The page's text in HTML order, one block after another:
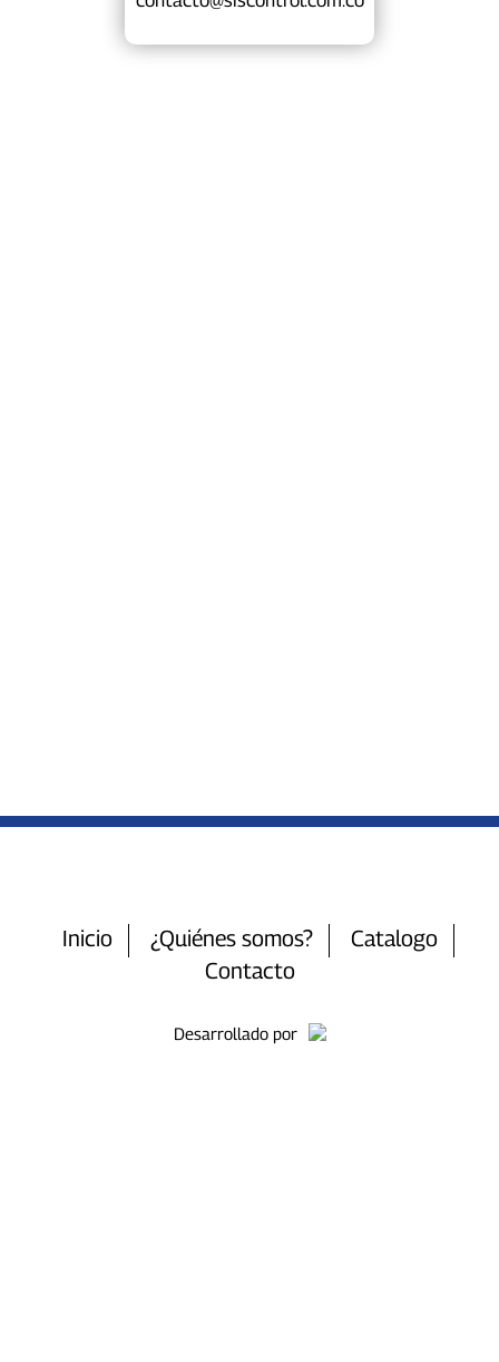
Inicio ¿Quiénes somos?
Catalogo
Contacto
Desarrollado por